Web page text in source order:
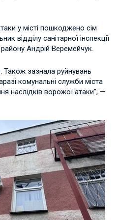
у місті пошкоджено сім
відділу санітарної інспекції
Андрій Веремейчук.
зазнала руйнувань
комунальні служби міста
наслідків ворожої атаки", —